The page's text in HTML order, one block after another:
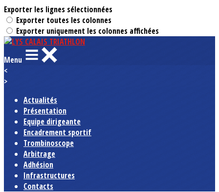
Exporter les lignes sélectionnées
Exporter toutes les colonnes
Exporter uniquement les colonnes affichées
Menu
<
>
Actualités
Présentation
Equipe dirigeante
Encadrement sportif
Trombinoscope
Arbitrage
Adhésion
Infrastructures
Contacts